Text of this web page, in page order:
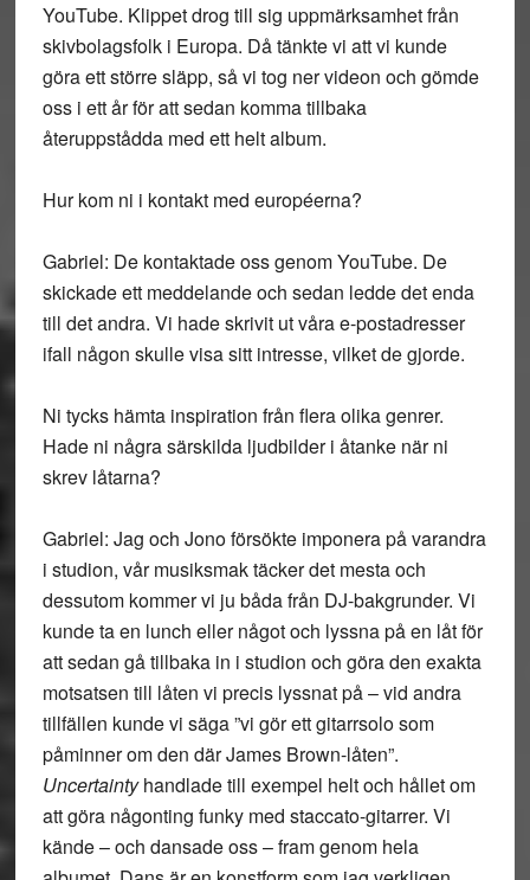
YouTube. Klippet drog till sig uppmärksamhet från
skivbolagsfolk i Europa. Då tänkte vi att vi kunde
göra ett större släpp, så vi tog ner videon och gömde
oss i ett år för att sedan komma tillbaka
återuppstådda med ett helt album.
Hur kom ni i kontakt med européerna?
Gabriel: De kontaktade oss genom YouTube. De
skickade ett meddelande och sedan ledde det enda
till det andra. Vi hade skrivit ut våra e-postadresser
ifall någon skulle visa sitt intresse, vilket de gjorde.
Ni tycks hämta inspiration från flera olika genrer.
Hade ni några särskilda ljudbilder i åtanke när ni
skrev låtarna?
Gabriel: Jag och Jono försökte imponera på varandra
i studion, vår musiksmak täcker det mesta och
dessutom kommer vi ju båda från DJ-bakgrunder. Vi
kunde ta en lunch eller något och lyssna på en låt för
att sedan gå tillbaka in i studion och göra den exakta
motsatsen till låten vi precis lyssnat på – vid andra
tillfällen kunde vi säga ”vi gör ett gitarrsolo som
påminner om den där James Brown-låten”.
Uncertaintyhandlade till exempel helt och hållet om
att göra någonting funky med staccato-gitarrer. Vi
kände – och dansade oss – fram genom hela